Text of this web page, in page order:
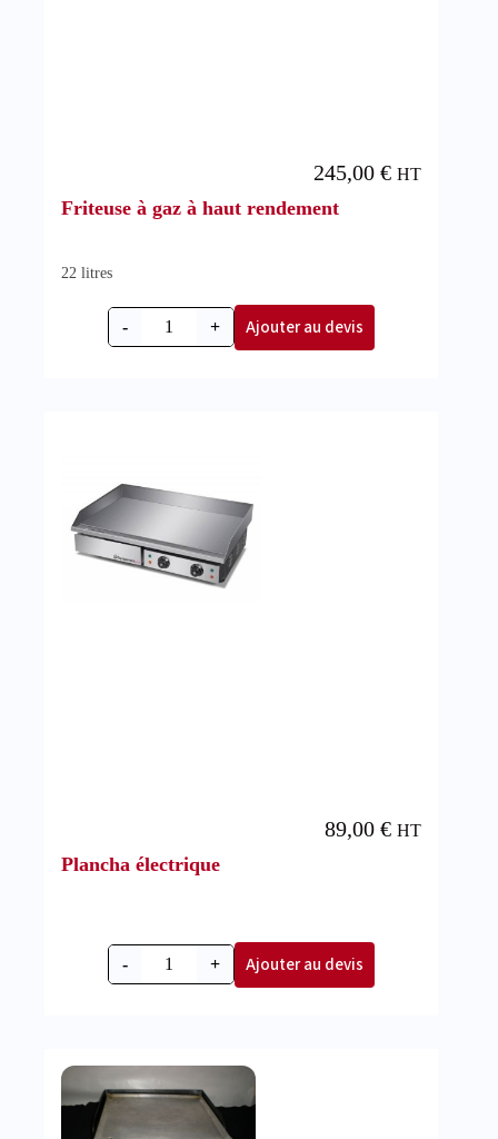
Friteuse à gaz à haut rendement
245,00€ HT
22 litres
- + Ajouter au devis
Plancha électrique
89,00€ HT
- + Ajouter au devis